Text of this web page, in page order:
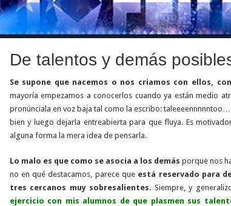
De talentos y demás
Se supone que nacemos o nos criamos con ellos,
mayoría empezamos a conocerlos cuando ya están medio
pronúnciala en voz baja tal como la escribo:
bien y luego dejarla entreabierta para que fluya. Es
alguna forma la mera idea de pensarla.
Lo malo es que como se asocia a los demás porque nos
no en qué destacamos, parece que está reservado para
tres cercanos muy sobresalientes. Siempre, y
ejercicio con mis alumnos de que plasmen sus